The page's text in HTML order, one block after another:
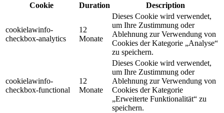
Cookie
Duration Description
cookielawinfo-
checkbox-analytics
12
Monate
Dieses Cookie wird verwendet,
um Ihre Zustimmung oder
Ablehnung zur Verwendung von
Cookies der Kategorie „Analyse“
zu speichern.
cookielawinfo-
checkbox-functional
12
Monate
Dieses Cookie wird verwendet,
um Ihre Zustimmung oder
Ablehnung zur Verwendung von
Cookies der Kategorie
„Erweiterte Funktionalität“ zu
speichern.